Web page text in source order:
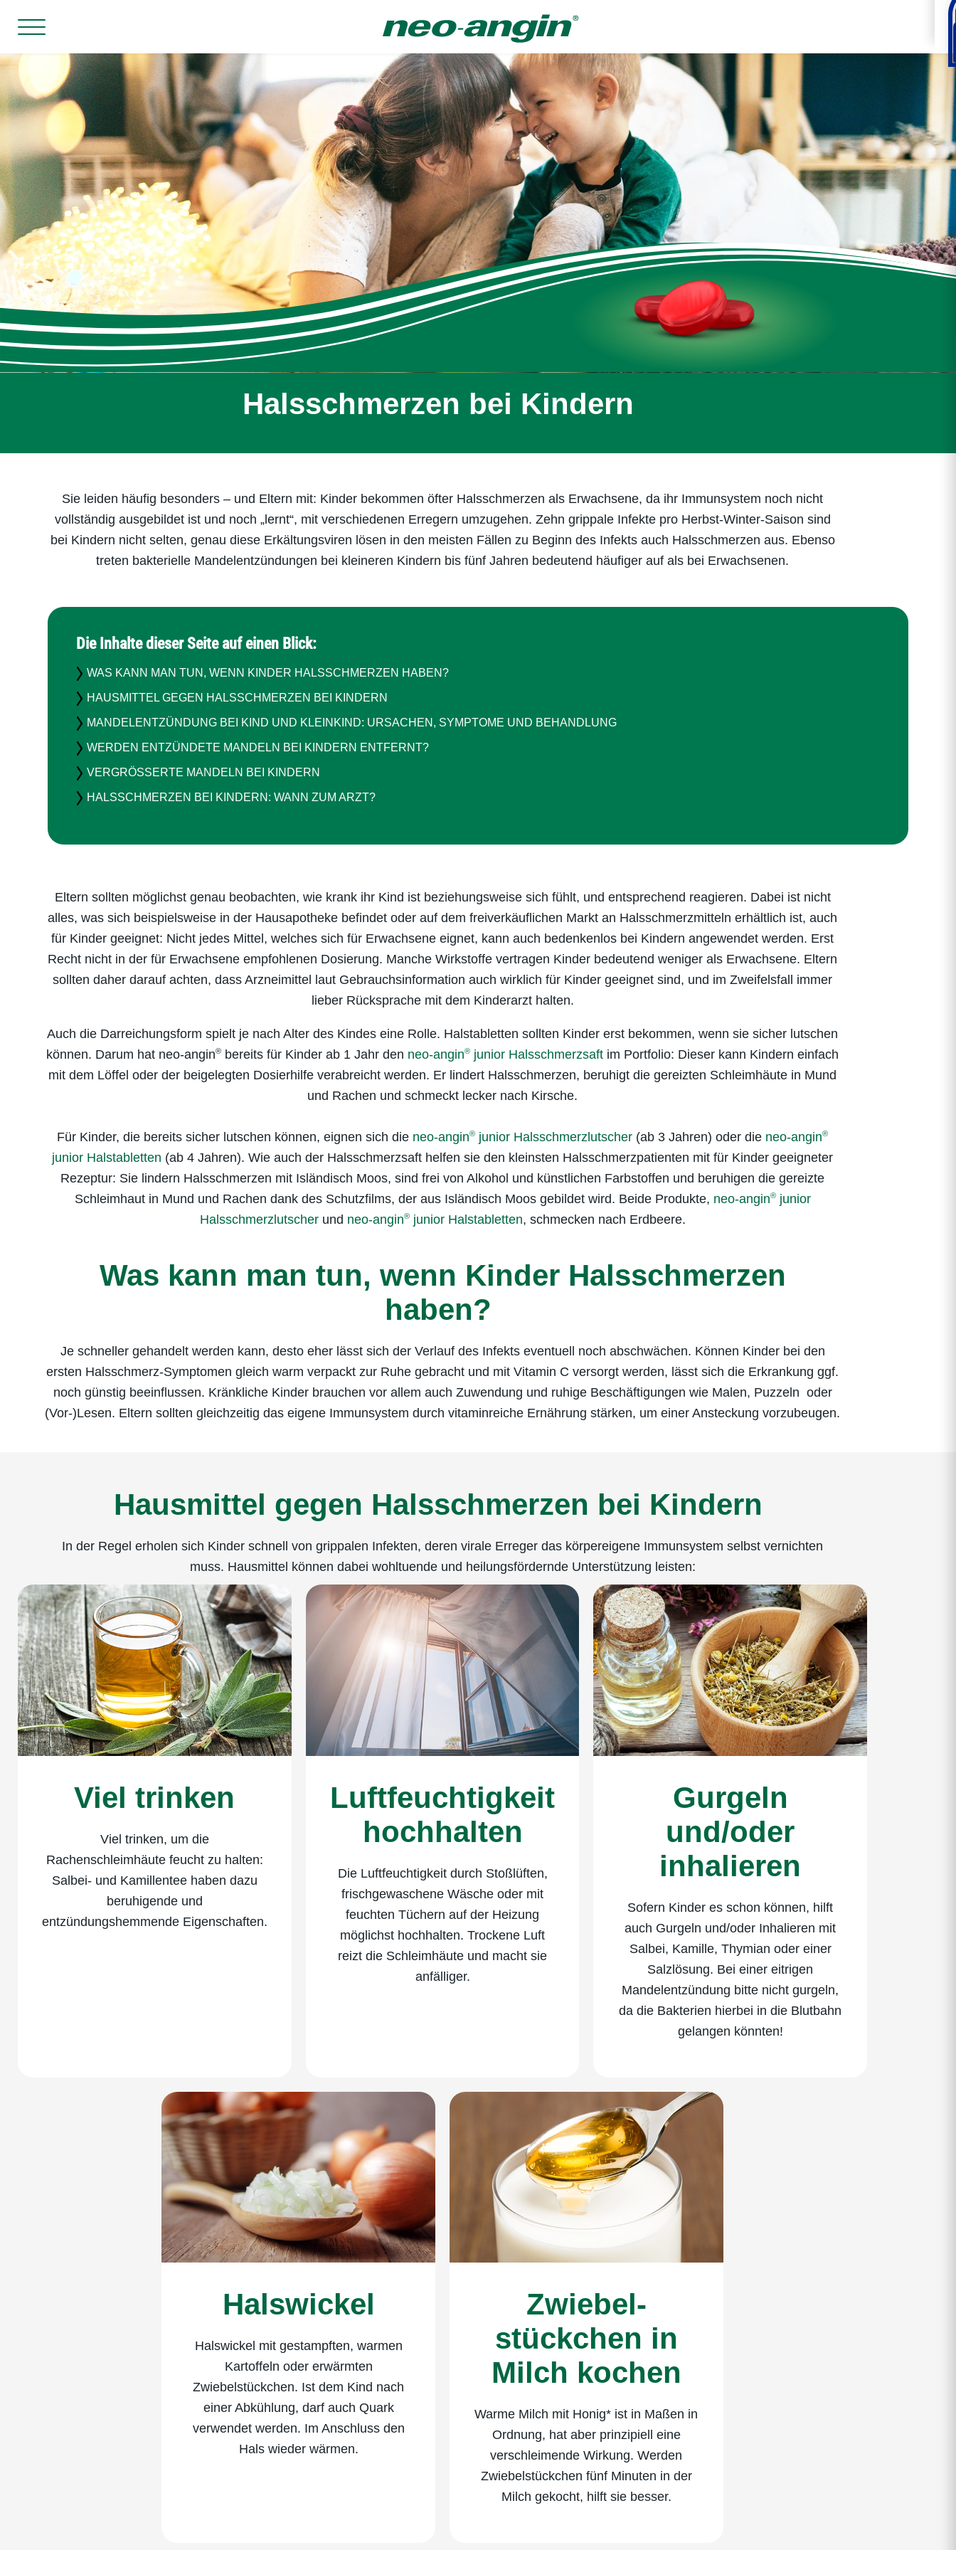
Halsschmerzen bei Kindern
Sie leiden häufig besonders – und Eltern mit: Kinder bekommen öfter Halsschmerzen als Erwachsene, da ihr Immunsystem noch nicht
vollständig ausgebildet ist und noch „lernt“, mit verschiedenen Erregern umzugehen. Zehn grippale Infekte pro Herbst-Winter-Saison sind
bei Kindern nicht selten, genau diese Erkältungsviren lösen in den meisten Fällen zu Beginn des Infekts auch Halsschmerzen aus. Ebenso
treten bakterielle Mandel­entzündungen bei kleineren Kindern bis fünf Jahren bedeutend häufiger auf als bei Erwachsenen.
Die Inhalte dieser Seite auf einen Blick:
WAS KANN MAN TUN, WENN KINDER HALSSCHMERZEN HABEN?
HAUSMITTEL GEGEN HALSSCHMERZEN BEI KINDERN
MANDELENTZÜNDUNG BEI KIND UND KLEINKIND: URSACHEN, SYMPTOME UND BEHANDLUNG
WERDEN ENTZÜNDETE MANDELN BEI KINDERN ENTFERNT?
VERGRÖSSERTE MANDELN BEI KINDERN
HALSSCHMERZEN BEI KINDERN: WANN ZUM ARZT?
Eltern sollten möglichst genau beobachten, wie krank ihr Kind ist beziehungsweise sich fühlt, und entsprechend reagieren. Dabei ist nicht
alles, was sich beispielsweise in der Hausapotheke befindet oder auf dem freiverkäuflichen Markt an Halsschmerzmitteln erhältlich ist, auch
für Kinder geeignet: Nicht jedes Mittel, welches sich für Erwachsene eignet, kann auch bedenkenlos bei Kindern angewendet werden. Erst
Recht nicht in der für Erwachsene empfohlenen Dosierung. Manche Wirkstoffe vertragen Kinder bedeutend weniger als Erwachsene. Eltern
sollten daher darauf achten, dass Arzneimittel laut Gebrauchsinformation auch wirklich für Kinder geeignet sind, und im Zweifelsfall immer
lieber Rücksprache mit dem Kinderarzt halten.
Auch die Darreichungsform spielt je nach Alter des Kindes eine Rolle. Halstabletten sollten Kinder erst bekommen, wenn sie sicher lutschen
können. Darum hat neo-angin® bereits für Kinder ab 1 Jahr den neo-angin® junior Halsschmerzsaft im Portfolio: Dieser kann Kindern einfach
mit dem Löffel oder der beigelegten Dosierhilfe verabreicht werden. Er lindert Halsschmerzen, beruhigt die gereizten Schleimhäute in Mund
und Rachen und schmeckt lecker nach Kirsche.
Für Kinder, die bereits sicher lutschen können, eignen sich die neo-angin® junior Halsschmerzlutscher (ab 3 Jahren) oder die neo-angin®
junior Halstabletten (ab 4 Jahren). Wie auch der Halsschmerzsaft helfen sie den kleinsten Halsschmerzpatienten mit für Kinder geeigneter
Rezeptur: Sie lindern Halsschmerzen mit Isländisch Moos, sind frei von Alkohol und künstlichen Farbstoffen und beruhigen die gereizte
Schleimhaut in Mund und Rachen dank des Schutzfilms, der aus Isländisch Moos gebildet wird. Beide Produkte, neo-angin®junior
Halsschmerzlutscherund neo-angin®junior Halstabletten, schmecken nach Erdbeere.
Was kann man tun, wenn Kinder Halsschmerzen
haben?
Je schneller gehandelt werden kann, desto eher lässt sich der Verlauf des Infekts eventuell noch abschwächen. Können Kinder bei den
ersten Halsschmerz-Symptomen gleich warm verpackt zur Ruhe gebracht und mit Vitamin C versorgt werden, lässt sich die Erkrankung ggf.
noch günstig beeinflussen. Kränkliche Kinder brauchen vor allem auch Zuwendung und ruhige Beschäftigungen wie Malen, Puzzeln oder
(Vor-)Lesen. Eltern sollten gleichzeitig das eigene Immunsystem durch vitaminreiche Ernährung stärken, um einer Ansteckung vorzubeugen.
Hausmittel gegen Halsschmerzen bei Kindern
In der Regel erholen sich Kinder schnell von grippalen Infekten, deren virale Erreger das körpereigene Immunsystem selbst vernichten
muss. Hausmittel können dabei wohltuende und heilungsfördernde Unterstützung leisten:
Viel trinken
Viel trinken, um die
Rachenschleimhäute feucht zu halten:
Salbei- und Kamillentee haben dazu
beruhigende und
entzündungshemmende Eigenschaften.
Luftfeuchtig­keit
hochhalten
Die Luftfeuchtigkeit durch Stoßlüften,
frischgewaschene Wäsche oder mit
feuchten Tüchern auf der Heizung
möglichst hochhalten. Trockene Luft
reizt die Schleimhäute und macht sie
anfälliger.
Gurgeln
und/oder
inhalieren
Sofern Kinder es schon können, hilft
auch Gurgeln und/oder Inhalieren mit
Salbei, Kamille, Thymian oder einer
Salzlösung. Bei einer eitrigen
Mandelentzündung bitte nicht gurgeln,
da die Bakterien hierbei in die Blutbahn
gelangen könnten!
Halswickel
Halswickel mit gestampften, warmen
Kartoffeln oder erwärmten
Zwiebelstückchen. Ist dem Kind nach
einer Abkühlung, darf auch Quark
verwendet werden. Im Anschluss den
Hals wieder wärmen.
Zwiebel­
stückchen in
Milch kochen
Warme Milch mit Honig* ist in Maßen in
Ordnung, hat aber prinzipiell eine
verschleimende Wirkung. Werden
Zwiebelstückchen fünf Minuten in der
Milch gekocht, hilft sie besser.